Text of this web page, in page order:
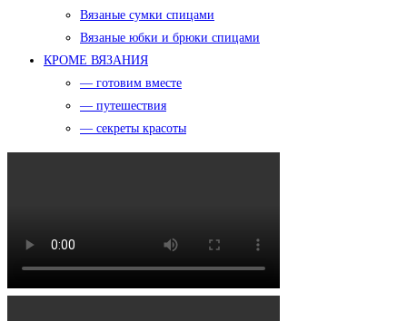
Вязаные сумки спицами
Вязаные юбки и брюки спицами
КРОМЕ ВЯЗАНИЯ
— готовим вместе
— путешествия
— секреты красоты